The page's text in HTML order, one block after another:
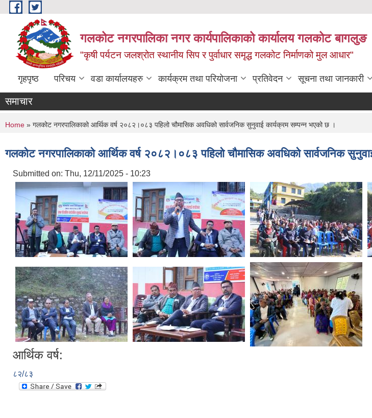
Skip to main content
गलकोट नगरपालिका नगर कार्यपालिकाको कार्यालय गलकोट बागलुङ
"कृषी पर्यटन जलश्रोत स्थानीय सिप र पुर्वाधार समृद्ध गलकोट निर्माणको मुल आधार"
गृहपृष्ठ परिचय वडा कार्यालयहरु कार्यक्रम तथा परियोजना प्रतिवेदन सूचना तथा जानकारी
समाचार
You are here
Home » गलकोट नगरपालिकाको आर्थिक वर्ष २०८२।०८३ पहिलो चौमासिक अवधिको सार्वजनिक सुनुवाई कार्यक्रम सम्पन्न भएको छ ।
गलकोट नगरपालिकाको आर्थिक वर्ष २०८२।०८३ पहिलो चौमासिक अवधिको सार्वजनिक
Submitted on: Thu, 12/11/2025 - 10:23
आर्थिक वर्ष:
८२/८३